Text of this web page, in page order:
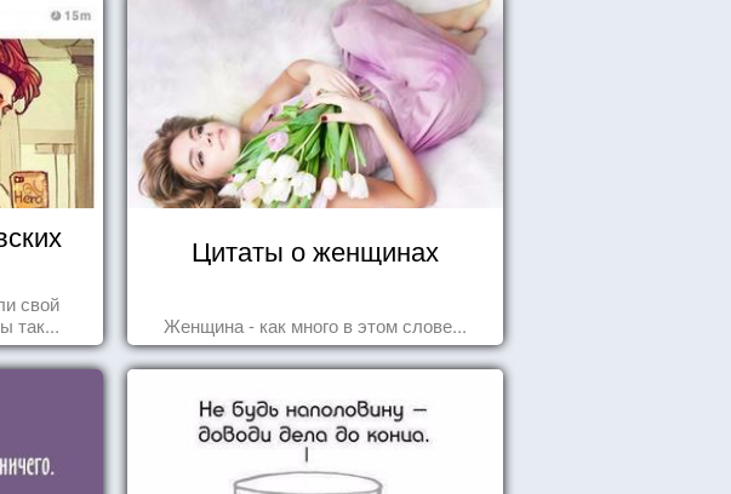
свой
так...
Цитаты о женщинах
Женщина - как много в этом слове...